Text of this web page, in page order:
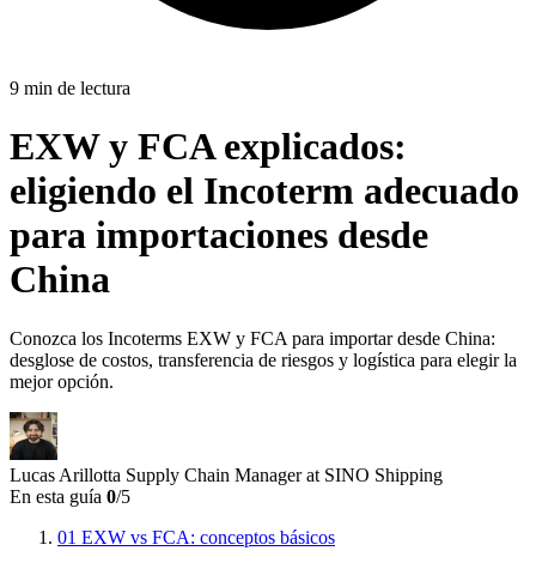
9 min de lectura
EXW y FCA explicados:
eligiendo el Incoterm adecuado
para importaciones desde
China
Conozca los Incoterms EXW y FCA para importar desde China:
desglose de costos, transferencia de riesgos y logística para elegir la
mejor opción.
Lucas Arillotta Supply Chain Manager at SINO Shipping
En esta guía 0/5
01 EXW vs FCA: conceptos básicos